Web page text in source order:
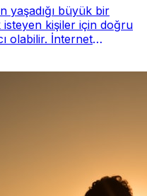
yaşadığı büyük bir
isteyen kişiler için doğru
olabilir. İnternet